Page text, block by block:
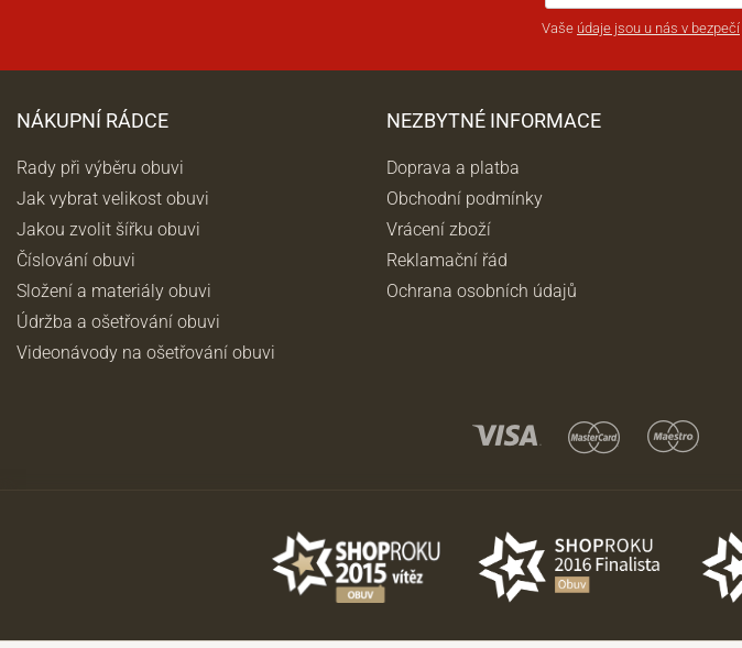
Vaše údaje jsou u nás v bezpečí
NÁKUPNÍ RÁDCE
Rady při výběru obuvi
Jak vybrat velikost obuvi
Jakou zvolit šířku obuvi
Číslování obuvi
Složení a materiály obuvi
Údržba a ošetřování obuvi
Videonávody na ošetřování obuvi
NEZBYTNÉ INFORMACE
Doprava a platba
Obchodní podmínky
Vrácení zboží
Reklamační řád
Ochrana osobních údajů